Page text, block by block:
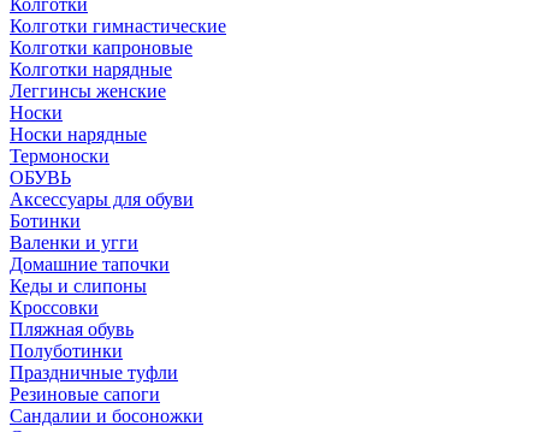
Колготки
Колготки гимнастические
Колготки капроновые
Колготки нарядные
Леггинсы женские
Носки
Носки нарядные
Термоноски
ОБУВЬ
Аксессуары для обуви
Ботинки
Валенки и угги
Домашние тапочки
Кеды и слипоны
Кроссовки
Пляжная обувь
Полуботинки
Праздничные туфли
Резиновые сапоги
Сандалии и босоножки